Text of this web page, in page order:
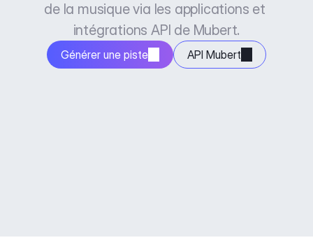
de la musique via les applications et
intégrations API de Mubert.
Générer une piste API Mubert